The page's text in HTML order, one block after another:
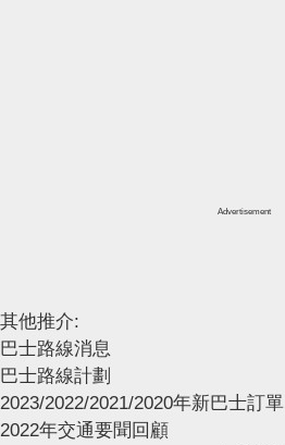
Advertisement
其他推介:
巴士路線消息
巴士路線計劃
2023/2022/2021/2020年新巴士訂單
2022年交通要聞回顧